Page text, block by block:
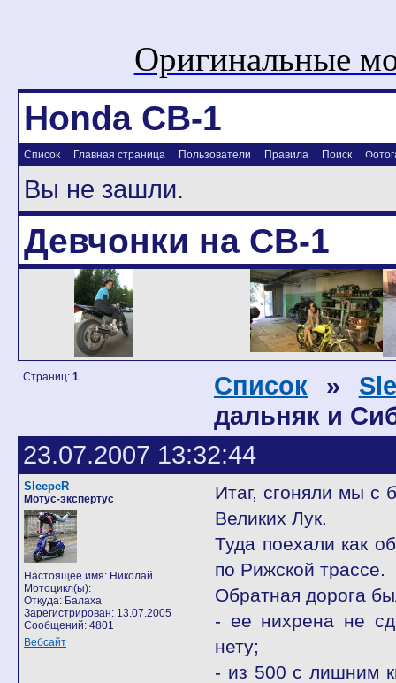
Оригинальные
Honda CB-1
Список Главная страница Пользователи Правила Поиск
Вы не зашли.
Девчонки на CB-1
Страниц: 1 Список »
дальняк и
23.07.2007 13:32:44
SleepeR
Мотус-экспертус
Настоящее имя: Николай
Мотоцикл(ы):
Откуда: Балаха
Зарегистрирован: 13.07.2005
Сообщений: 4801
Вебсайт
Итаг, сгоняли мы с
Великих Лук.
Туда поехали как
по Рижской трассе.
Обратная дорога
- ее нихрена не
нету;
- из 500 с лишним